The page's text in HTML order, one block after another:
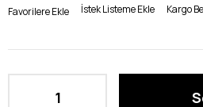
Favorilere Ekle İstek Listeme Ekle Kargo